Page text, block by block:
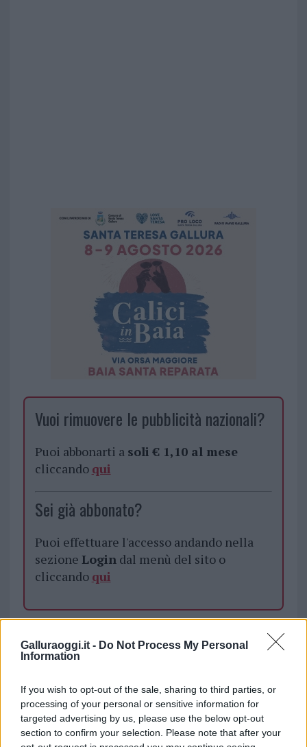
Galluraoggi.it - Do Not Process My Personal
Information
If you wish to opt-out of the sale, sharing to third parties, or
processing of your personal or sensitive information for
targeted advertising by us, please use the below opt-out
section to confirm your selection. Please note that after your
Vuoi rimuovere le pubblicità nazionali?
Puoi abbonarti a soli € 1,10 al mese
cliccando qui
Sei già abbonato?
Puoi effettuare l'accesso andando nella
sezione Logindal menù del sito o
cliccando qui
GalluraOggi.it